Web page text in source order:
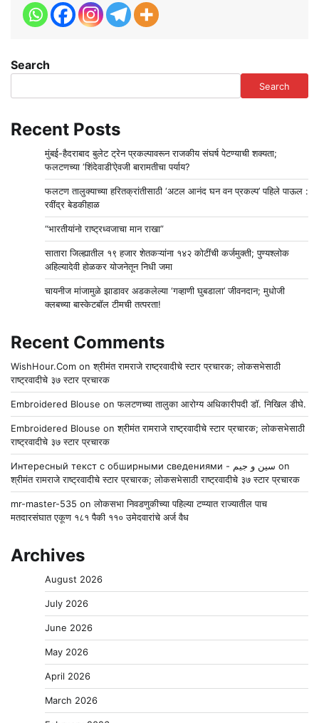
Search
Search
Recent Posts
मुंबई-हैदराबाद बुलेट ट्रेन प्रकल्पावरून राजकीय संघर्ष पेटण्याची शक्यता;
फलटणच्या ‘शिंदेवाडी’ऐवजी बारामतीचा पर्याय?
फलटण तालुक्याच्या हरितक्रांतीसाठी ‘अटल आनंद घन वन प्रकल्प’ पहिले पाऊल :
रवींद्र बेडकीहाळ
“भारतीयांनो राष्ट्रध्वजाचा मान राखा”
सातारा जिल्ह्यातील १९ हजार शेतकऱ्यांना १४२ कोटींची कर्जमुक्ती; पुण्यश्लोक
अहिल्यादेवी होळकर योजनेतून निधी जमा
चायनीज मांजामुळे झाडावर अडकलेल्या ‘गव्हाणी घुबडाला’ जीवनदान; मुधोजी
क्लबच्या बास्केटबॉल टीमची तत्परता!
Recent Comments
WishHour.Com onश्रीमंत रामराजे राष्ट्रवादीचे स्टार प्रचारक; लोकसभेसाठी
राष्ट्रवादीचे ३७ स्टार प्रचारक
Embroidered Blouse onफलटणच्या तालुका आरोग्य अधिकारीपदी डॉ. निखिल डीघे.
Embroidered Blouse onश्रीमंत रामराजे राष्ट्रवादीचे स्टार प्रचारक; लोकसभेसाठी
राष्ट्रवादीचे ३७ स्टार प्रचारक
Интересный текст с обширными сведениями - سين و جيم on
श्रीमंत रामराजे राष्ट्रवादीचे स्टार प्रचारक; लोकसभेसाठी राष्ट्रवादीचे ३७ स्टार प्रचारक
mr-master-535 onलोकसभा निवडणुकीच्या पहिल्या टप्प्यात राज्यातील पाच
मतदारसंघात एकूण १८१ पैकी ११० उमेदवारांचे अर्ज वैध
Archives
August 2026
July 2026
June 2026
May 2026
April 2026
March 2026